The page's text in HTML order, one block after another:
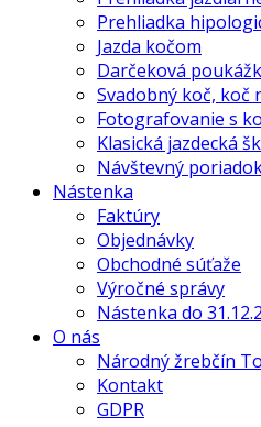
Prehliadka
Jazda kočom
Darčeková
Svadobný koč, koč
Fotografovanie s
Klasická jazdecká
Návštevný
Nástenka
Faktúry
Objednávky
Obchodné súťaže
Výročné správy
Nástenka do
O nás
Národný žrebčín
Kontakt
GDPR